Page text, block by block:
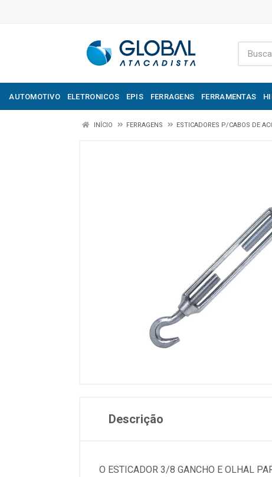
AUTOMOTIVO ELETRONICOS EPIS FERRAGENS FERRAMENTAS
INÍCIO FERRAGENS ESTICADORES P/CABOS DE
Descrição
O ESTICADOR 3/8 GANCHO E OLHAL